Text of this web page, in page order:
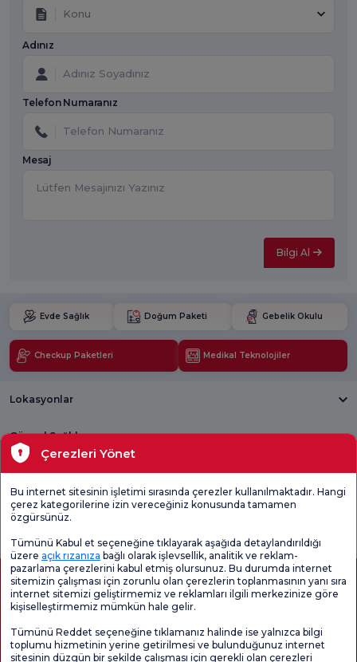
Konu
Adınız
Telefon Numaranız
Mesaj
Bilgi Al
Evde Sağlık Doğum Paketi Gebelik Okulu
Checkup Paketleri Medikal Teknolojiler
Lokasyonlar
Güncel Sağlık
Tıbbi Birimler
Genel
Memnuniyet
Çerezleri Yönet
Bu internet sitesinin işletimi sırasında çerezler kullanılmaktadır. Hangi
çerez kategorilerine izin vereceğiniz konusunda tamamen
özgürsünüz.
Tümünü Kabul et seçeneğine tıklayarak aşağıda detaylandırıldığı
üzere açık rızanıza bağlı olarak işlevsellik, analitik ve reklam-
pazarlama çerezlerini kabul etmiş olursunuz. Bu durumda internet
sitemizin çalışması için zorunlu olan çerezlerin toplanmasının yanı sıra
internet sitemizi geliştirmemiz ve reklamları ilgili merkezinize göre
kişiselleştirmemiz mümkün hale gelir.
Tümünü Reddet seçeneğine tıklamanız halinde ise yalnızca bilgi
toplumu hizmetinin yerine getirilmesi ve bulunduğunuz internet
sitesinin düzgün bir şekilde çalışması için gerekli olan çerezleri